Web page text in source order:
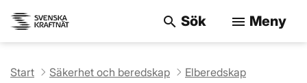
search Sök menu Meny
Start Säkerhet och beredskap
Elberedskap